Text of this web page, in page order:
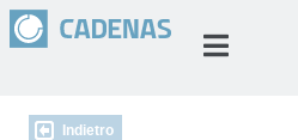
Indietro